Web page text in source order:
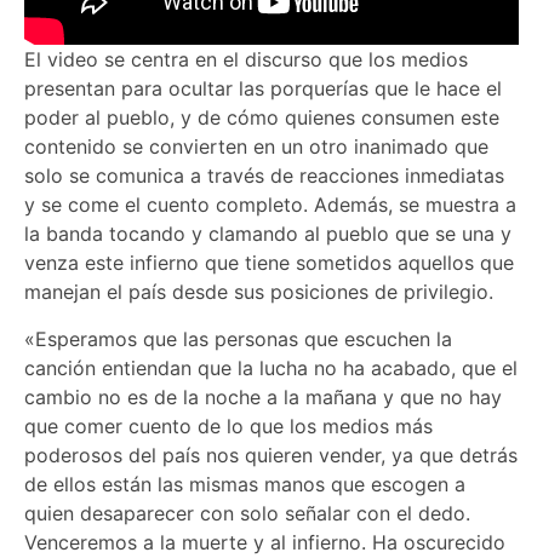
El video se centra en el discurso que los medios
presentan para ocultar las porquerías que le hace el
poder al pueblo, y de cómo quienes consumen este
contenido se convierten en un otro inanimado que
solo se comunica a través de reacciones inmediatas
y se come el cuento completo. Además, se muestra a
la banda tocando y clamando al pueblo que se una y
venza este infierno que tiene sometidos aquellos que
manejan el país desde sus posiciones de privilegio.
«Esperamos que las personas que escuchen la
canción entiendan que la lucha no ha acabado, que el
cambio no es de la noche a la mañana y que no hay
que comer cuento de lo que los medios más
poderosos del país nos quieren vender, ya que detrás
de ellos están las mismas manos que escogen a
quien desaparecer con solo señalar con el dedo.
Venceremos a la muerte y al infierno. Ha oscurecido